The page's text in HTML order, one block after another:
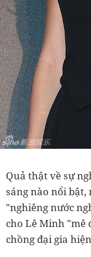
Quả thật về sự
sáng nào nổi bật,
"nghiêng nước
cho Lê Minh "mê
chồng đại gia